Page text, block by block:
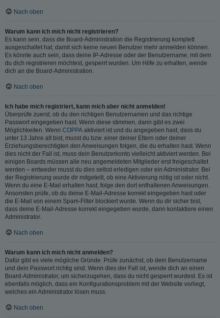
Nach oben
Warum kann ich mich nicht registrieren?
Es kann sein, dass die Board-Administration die Registrierung komplett
ausgeschaltet hat, damit sich keine neuen Benutzer mehr anmelden können.
Es könnte auch sein, dass deine IP-Adresse oder der Benutzername, mit dem
du dich registrieren möchtest, gesperrt wurden. Um Hilfe zu erhalten, wende
dich an die Board-Administration.
Nach oben
Ich habe mich registriert, kann mich aber nicht anmelden!
Überprüfe zuerst, ob du den richtigen Benutzernamen und das richtige
Passwort eingegeben hast. Wenn diese stimmen, dann gibt es zwei
Möglichkeiten. Wenn COPPA aktiviert ist und du angegeben hast, dass du
unter 13 Jahre alt bist, musst du bzw. einer deiner Eltern oder deiner
Erziehungsberechtigten den Anweisungen folgen, die du erhalten hast. Wenn
dies nicht der Fall ist, muss dein Benutzerkonto vielleicht aktiviert werden. Bei
einigen Boards müssen alle neu angemeldeten Mitglieder erst freigeschaltet
werden – entweder musst du dies selbst erledigen oder ein Administrator. Bei
der Registrierung wurde dir mitgeteilt, ob eine Aktivierung nötig ist oder nicht.
Wenn du eine E-Mail erhalten hast, folge den dort enthaltenen Anweisungen.
Ansonsten prüfe, ob du deine E-Mail-Adresse korrekt eingegeben hast oder
die E-Mail von einem Spam-Filter blockiert wurde. Wenn du dir sicher bist,
dass deine E-Mail-Adresse korrekt eingegeben wurde, dann kontaktiere einen
Administrator.
Nach oben
Warum kann ich mich nicht anmelden?
Dafür gibt es viele mögliche Gründe. Prüfe zunächst, ob dein Benutzername
und dein Passwort richtig sind. Wenn dies der Fall ist, wende dich an einen
Board-Administrator, um sicherzugehen, dass du nicht gesperrt wurdest. Es ist
ebenfalls möglich, dass ein Konfigurationsproblem mit der Website vorliegt,
welches ein Administrator lösen muss.
Nach oben